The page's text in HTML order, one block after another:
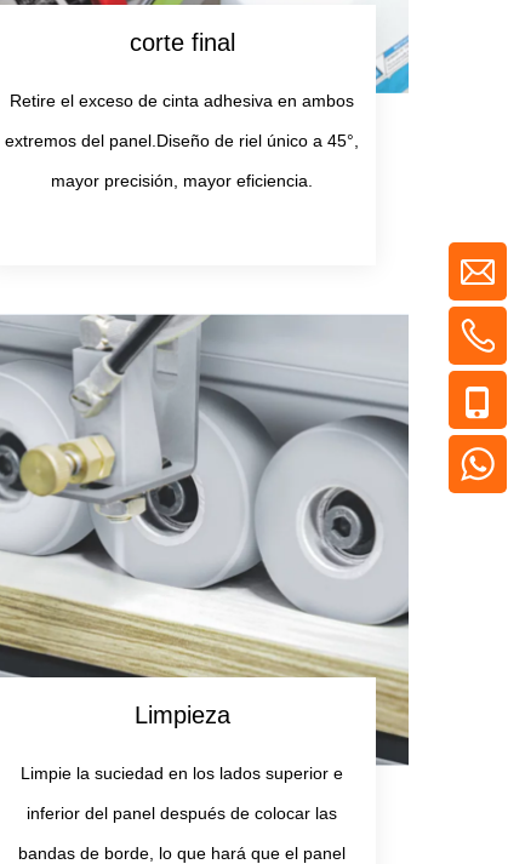
corte final
Retire el exceso de cinta adhesiva en ambos
extremos del panel.Diseño de riel único a 45°,
mayor precisión, mayor eficiencia.
Limpieza
Limpie la suciedad en los lados superior e
inferior del panel después de colocar las
bandas de borde, lo que hará que el panel